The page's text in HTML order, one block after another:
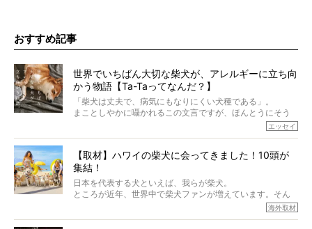
おすすめ記事
世界でいちばん大切な柴犬が、アレルギーに立ち向
かう物語【Ta-Taってなんだ？】
「柴犬は丈夫で、病気にもなりにくい犬種である」。
まことしやかに囁かれるこの文言ですが、ほんとうにそう
でも、いざそれぞれの個体を見ていくと、丈夫で病気にも
なりにくい、とは言えないような気もするのです。
実際に「病気にならない」などということはないし、飼い
主はそのためにやるべきことがある。
今回は、柴犬に関わる方たちすべてに読んで欲しい、ある
エッセイ
【取材】ハワイの柴犬に会ってきました！10頭が
集結！
日本を代表する犬といえば、我らが柴犬。
ところが近年、世界中で柴犬ファンが増えています。そん
な中「柴犬ライフ」が目をつけたのは、南の楽園ハワイ。
海外取材